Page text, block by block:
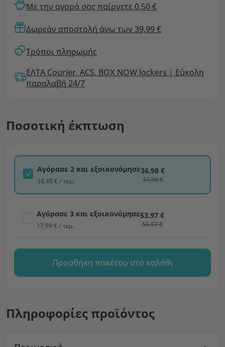
Με την αγορά σας παίρνετε 0,50 €
Δωρεάν αποστολή άνω των 39,99 €
Τρόποι πληρωμής
ΕΛΤΑ Courier, ACS, BOX NOW lockers | Εύκολη
παραλαβή 24/7
Ποσοτική έκπτωση
Αγόρασε 2 και εξοικονόμησε
18,49 € / τεμ.
36,98 €
37,98 €
Αγόρασε 3 και εξοικονόμησε
17,99 € / τεμ.
53,97 €
56,97 €
Προσθήκη πακέτου στο καλάθι
Πληροφορίες προϊόντος